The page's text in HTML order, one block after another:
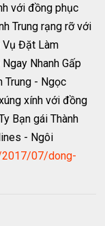
với đồng phục
Trung rạng rỡ với
Vụ Đặt Làm
Nhanh Gấp
Trung - Ngọc
xính với đồng
Bạn gái Thành
- Ngôi
2017/07/dong-